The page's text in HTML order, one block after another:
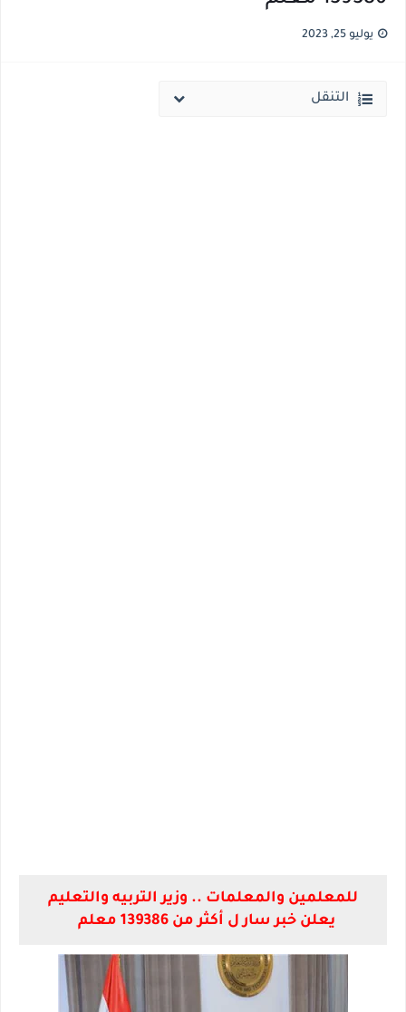
يوليو 25, 2023
التنقل
للمعلمين والمعلمات .. وزير التربيه والتعليم
يعلن خبر سار ل أكثر من 139386 معلم